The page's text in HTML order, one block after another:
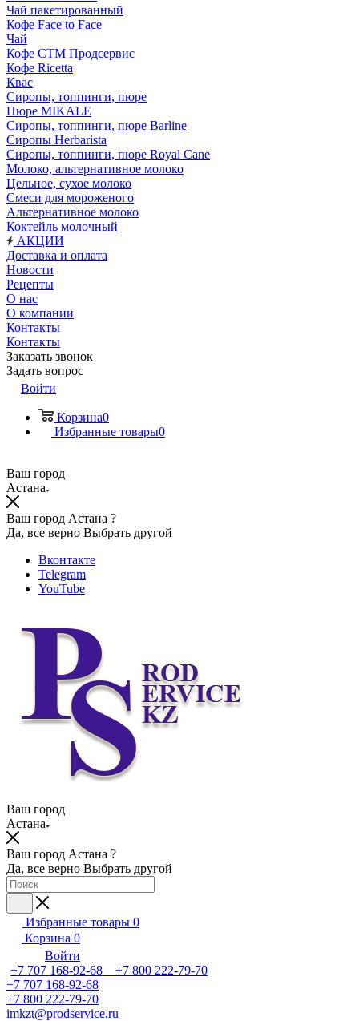
Чай пакетированный
Кофе Face to Face
Чай
Кофе СТМ Продсервис
Кофе Ricetta
Квас
Сиропы, топпинги, пюре
Пюре MIKALE
Сиропы, топпинги, пюре Barline
Сиропы Herbarista
Сиропы, топпинги, пюре Royal Cane
Молоко, альтернативное молоко
Цельное, сухое молоко
Смеси для мороженого
Альтернативное молоко
Коктейль молочный
АКЦИИ
Доставка и оплата
Новости
Рецепты
О нас
О компании
Контакты
Контакты
Заказать звонок
Задать вопрос
Войти
Корзина0
Избранные товары0
Ваш город
Астана
Ваш город Астана ?
Да, все верно Выбрать другой
Вконтакте
Telegram
YouTube
Ваш город
Астана
Ваш город Астана ?
Да, все верно Выбрать другой
Избранные товары 0
Корзина 0
Войти
+7 707 168-92-68 +7 800 222-79-70
+7 707 168-92-68
+7 800 222-79-70
imkzt@prodservice.ru